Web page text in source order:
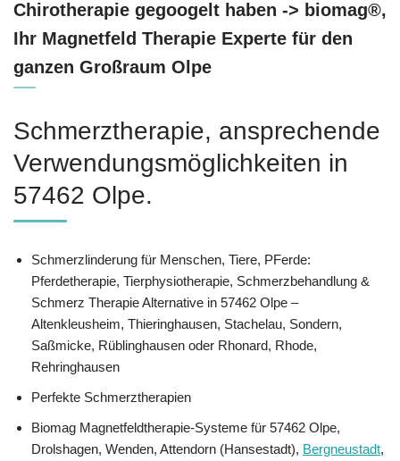
Chirotherapie gegoogelt haben -> biomag®,
Ihr Magnetfeld Therapie Experte für den
ganzen Großraum Olpe
Schmerztherapie, ansprechende
Verwendungsmöglichkeiten in
57462 Olpe.
Schmerzlinderung für Menschen, Tiere, PFerde:
Pferdetherapie, Tierphysiotherapie, Schmerzbehandlung &
Schmerz Therapie Alternative in 57462 Olpe –
Altenkleusheim, Thieringhausen, Stachelau, Sondern,
Saßmicke, Rüblinghausen oder Rhonard, Rhode,
Rehringhausen
Perfekte Schmerztherapien
Biomag Magnetfeldtherapie-Systeme für 57462 Olpe,
Drolshagen, Wenden, Attendorn (Hansestadt), Bergneustadt,